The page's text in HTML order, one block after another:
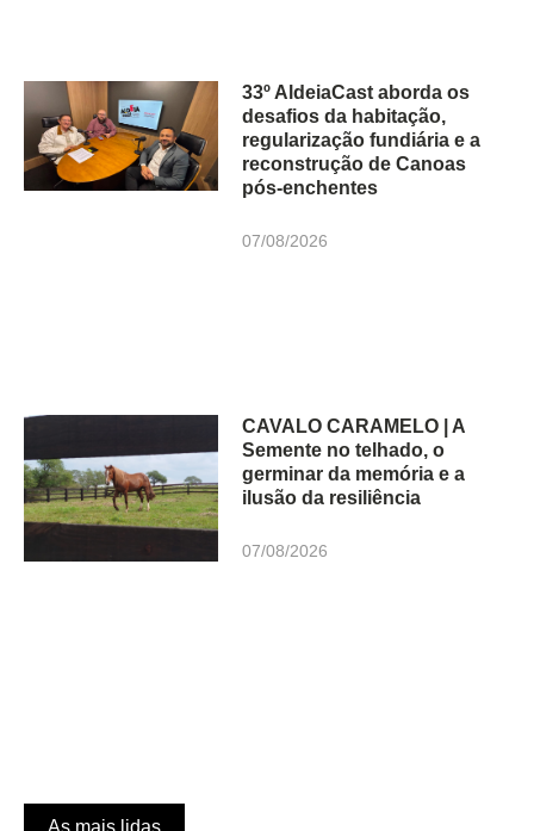
33º AldeiaCast aborda os
desafios da habitação,
regularização fundiária e a
reconstrução de Canoas
pós-enchentes
07/08/2026
CAVALO CARAMELO | A
Semente no telhado, o
germinar da memória e a
ilusão da resiliência
07/08/2026
As mais lidas